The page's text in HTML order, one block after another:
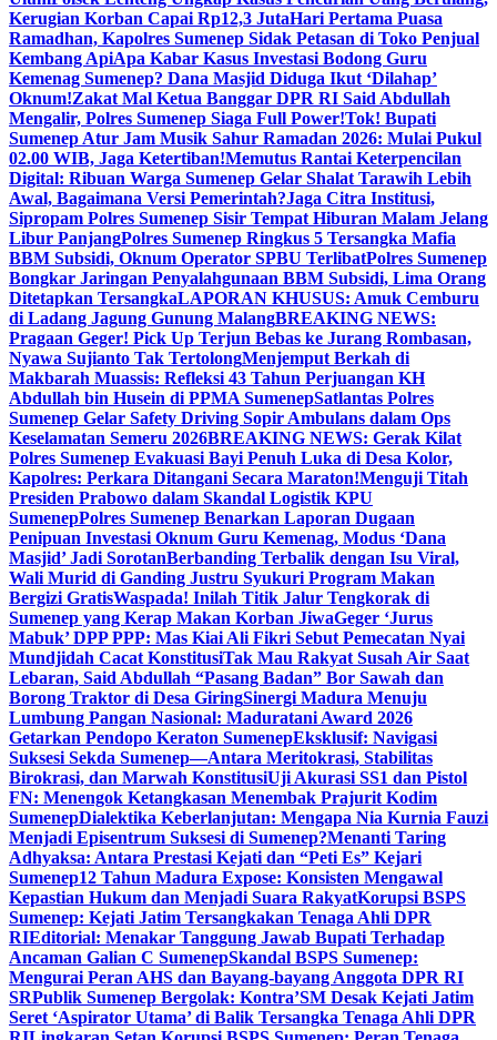
Kerugian Korban Capai Rp12,3 JutaHari Pertama Puasa
Ramadhan, Kapolres Sumenep Sidak Petasan di Toko Penjual
Kembang ApiApa Kabar Kasus Investasi Bodong Guru
Kemenag Sumenep? Dana Masjid Diduga Ikut ‘Dilahap’
Oknum!Zakat Mal Ketua Banggar DPR RI Said Abdullah
Mengalir, Polres Sumenep Siaga Full Power!Tok! Bupati
Sumenep Atur Jam Musik Sahur Ramadan 2026: Mulai Pukul
02.00 WIB, Jaga Ketertiban!Memutus Rantai Keterpencilan
Digital: Ribuan Warga Sumenep Gelar Shalat Tarawih Lebih
Awal, Bagaimana Versi Pemerintah?Jaga Citra Institusi,
Sipropam Polres Sumenep Sisir Tempat Hiburan Malam Jelang
Libur PanjangPolres Sumenep Ringkus 5 Tersangka Mafia
BBM Subsidi, Oknum Operator SPBU TerlibatPolres Sumenep
Bongkar Jaringan Penyalahgunaan BBM Subsidi, Lima Orang
Ditetapkan TersangkaLAPORAN KHUSUS: Amuk Cemburu
di Ladang Jagung Gunung MalangBREAKING NEWS:
Pragaan Geger! Pick Up Terjun Bebas ke Jurang Rombasan,
Nyawa Sujianto Tak TertolongMenjemput Berkah di
Makbarah Muassis: Refleksi 43 Tahun Perjuangan KH
Abdullah bin Husein di PPMA SumenepSatlantas Polres
Sumenep Gelar Safety Driving Sopir Ambulans dalam Ops
Keselamatan Semeru 2026BREAKING NEWS: Gerak Kilat
Polres Sumenep Evakuasi Bayi Penuh Luka di Desa Kolor,
Kapolres: Perkara Ditangani Secara Maraton!Menguji Titah
Presiden Prabowo dalam Skandal Logistik KPU
SumenepPolres Sumenep Benarkan Laporan Dugaan
Penipuan Investasi Oknum Guru Kemenag, Modus ‘Dana
Masjid’ Jadi SorotanBerbanding Terbalik dengan Isu Viral,
Wali Murid di Ganding Justru Syukuri Program Makan
Bergizi GratisWaspada! Inilah Titik Jalur Tengkorak di
Sumenep yang Kerap Makan Korban JiwaGeger ‘Jurus
Mabuk’ DPP PPP: Mas Kiai Ali Fikri Sebut Pemecatan Nyai
Mundjidah Cacat KonstitusiTak Mau Rakyat Susah Air Saat
Lebaran, Said Abdullah “Pasang Badan” Bor Sawah dan
Borong Traktor di Desa GiringSinergi Madura Menuju
Lumbung Pangan Nasional: Maduratani Award 2026
Getarkan Pendopo Keraton SumenepEksklusif: Navigasi
Suksesi Sekda Sumenep—Antara Meritokrasi, Stabilitas
Birokrasi, dan Marwah KonstitusiUji Akurasi SS1 dan Pistol
FN: Menengok Ketangkasan Menembak Prajurit Kodim
SumenepDialektika Keberlanjutan: Mengapa Nia Kurnia Fauzi
Menjadi Episentrum Suksesi di Sumenep?Menanti Taring
Adhyaksa: Antara Prestasi Kejati dan “Peti Es” Kejari
Sumenep12 Tahun Madura Expose: Konsisten Mengawal
Kepastian Hukum dan Menjadi Suara RakyatKorupsi BSPS
Sumenep: Kejati Jatim Tersangkakan Tenaga Ahli DPR
RIEditorial: Menakar Tanggung Jawab Bupati Terhadap
Ancaman Galian C SumenepSkandal BSPS Sumenep:
Mengurai Peran AHS dan Bayang-bayang Anggota DPR RI
SRPublik Sumenep Bergolak: Kontra’SM Desak Kejati Jatim
Seret ‘Aspirator Utama’ di Balik Tersangka Tenaga Ahli DPR